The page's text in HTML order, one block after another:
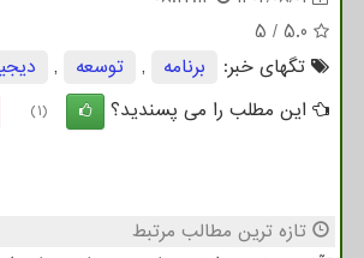
5.0
/
5
تگهای خبر:
برنامه , توسعه ,
این مطلب را می پسندید؟
(1)
تازه ترین مطالب مرتبط